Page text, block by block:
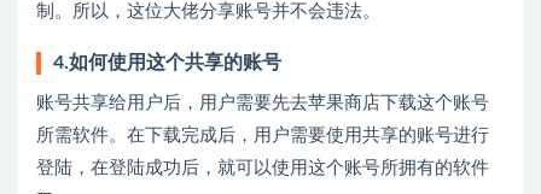
制。所以，这位大佬分享账号并不会违法。
4.如何使用这个共享的账号
账号共享给用户后，用户需要先去苹果商店下载这个账号
所需软件。在下载完成后，用户需要使用共享的账号进行
登陆，在登陆成功后，就可以使用这个账号所拥有的软件